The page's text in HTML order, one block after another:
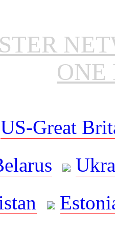
ONE
US-Great